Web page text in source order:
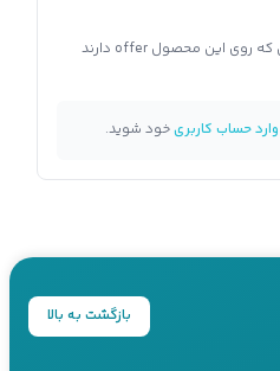
سوال شما برای تمام فروشندگانی که روی این محصول offer دارند
وارد حساب کاربریخود شوید.
بازگشت به بالا